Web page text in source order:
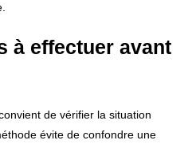
à effectuer avant
de vérifier la situation
évite de confondre une